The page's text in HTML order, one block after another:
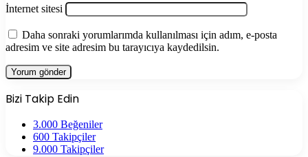
İnternet sitesi
Daha sonraki yorumlarımda kullanılması için adım, e-posta
adresim ve site adresim bu tarayıcıya kaydedilsin.
Bizi Takip Edin
3.000 Beğeniler
600 Takipçiler
9.000 Takipçiler